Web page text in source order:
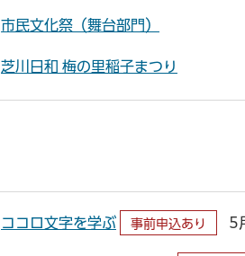
市民文化祭（舞台部門）
芝川日和 梅の里稲子まつり
ココロ文字を学ぶ 事前申込あり 5